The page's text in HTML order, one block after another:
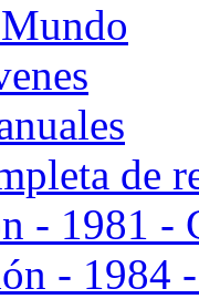
de
- 1981 -
- 1984